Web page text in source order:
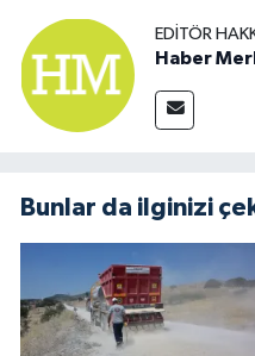
EDITÖR
Haber
Bunlar da ilginizi